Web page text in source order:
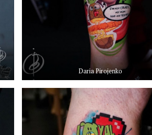
Daria Pirojenko